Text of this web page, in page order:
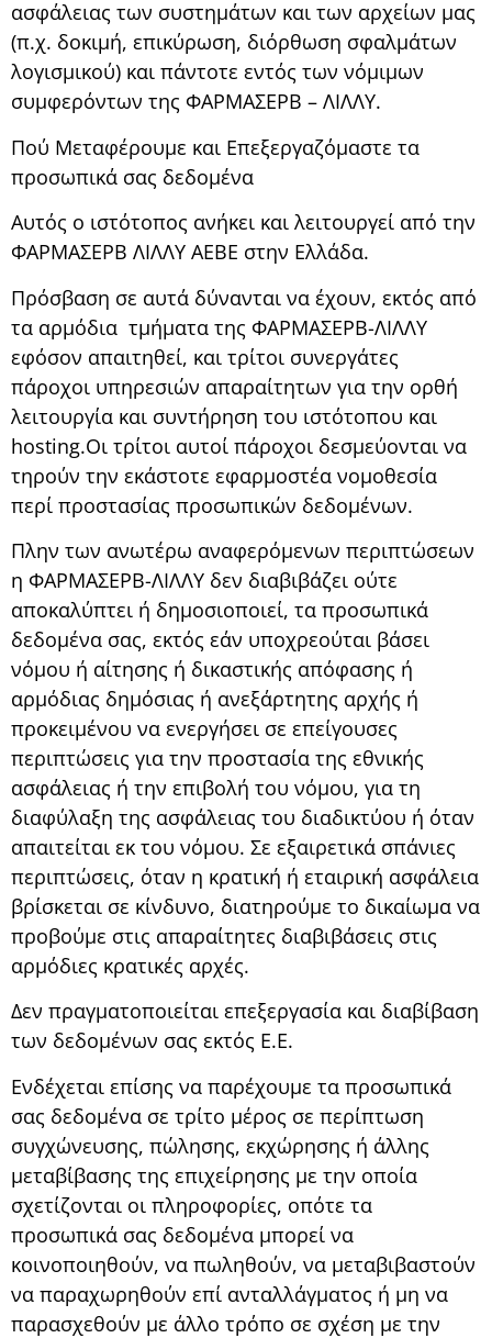
ασφάλειας των συστημάτων και των αρχείων μας
(π.χ. δοκιμή, επικύρωση, διόρθωση σφαλμάτων
λογισμικού) και πάντοτε εντός των νόμιμων
συμφερόντων της ΦΑΡΜΑΣΕΡΒ – ΛΙΛΛΥ.
Πού Μεταφέρουμε και Επεξεργαζόμαστε τα
προσωπικά σας δεδομένα
Αυτός ο ιστότοπος ανήκει και λειτουργεί από την
ΦΑΡΜΑΣΕΡΒ ΛΙΛΛΥ ΑΕΒΕ στην Ελλάδα.
Πρόσβαση σε αυτά δύνανται να έχουν, εκτός από
τα αρμόδια τμήματα της ΦΑΡΜΑΣΕΡΒ-ΛΙΛΛΥ
εφόσον απαιτηθεί, και τρίτοι συνεργάτες
πάροχοι υπηρεσιών απαραίτητων για την ορθή
λειτουργία και συντήρηση του ιστότοπου και
hosting.Οι τρίτοι αυτοί πάροχοι δεσμεύονται να
τηρούν την εκάστοτε εφαρμοστέα νομοθεσία
περί προστασίας προσωπικών δεδομένων.
Πλην των ανωτέρω αναφερόμενων περιπτώσεων
η ΦΑΡΜΑΣΕΡΒ-ΛΙΛΛΥ δεν διαβιβάζει ούτε
αποκαλύπτει ή δημοσιοποιεί, τα προσωπικά
δεδομένα σας, εκτός εάν υποχρεούται βάσει
νόμου ή αίτησης ή δικαστικής απόφασης ή
αρμόδιας δημόσιας ή ανεξάρτητης αρχής ή
προκειμένου να ενεργήσει σε επείγουσες
περιπτώσεις για την προστασία της εθνικής
ασφάλειας ή την επιβολή του νόμου, για τη
διαφύλαξη της ασφάλειας του διαδικτύου ή όταν
απαιτείται εκ του νόμου. Σε εξαιρετικά σπάνιες
περιπτώσεις, όταν η κρατική ή εταιρική ασφάλεια
βρίσκεται σε κίνδυνο, διατηρούμε το δικαίωμα να
προβούμε στις απαραίτητες διαβιβάσεις στις
αρμόδιες κρατικές αρχές.
Δεν πραγματοποιείται επεξεργασία και διαβίβαση
των δεδομένων σας εκτός Ε.Ε.
Ενδέχεται επίσης να παρέχουμε τα προσωπικά
σας δεδομένα σε τρίτο μέρος σε περίπτωση
συγχώνευσης, πώλησης, εκχώρησης ή άλλης
μεταβίβασης της επιχείρησης με την οποία
σχετίζονται οι πληροφορίες, οπότε τα
προσωπικά σας δεδομένα μπορεί να
κοινοποιηθούν, να πωληθούν, να μεταβιβαστούν
να παραχωρηθούν επί ανταλλάγματος ή μη να
παρασχεθούν με άλλο τρόπο σε σχέση με την